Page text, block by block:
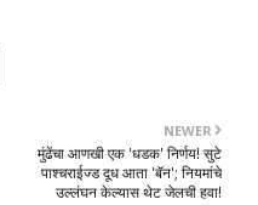
NEWER
मुंढेंचा आणखी एक 'धडक' निर्णय! सुटे
पाश्चराईज्ड दूध आता 'बॅन'; नियमांचे
उल्लंघन केल्यास थेट जेलची हवा!